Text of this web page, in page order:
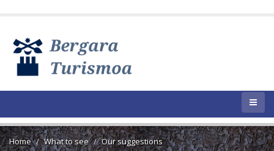
Home What to see Our suggestions